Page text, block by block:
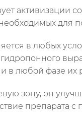
активизации
для
в любых
гидропонного
в любой фазе их
зону, он
препарата